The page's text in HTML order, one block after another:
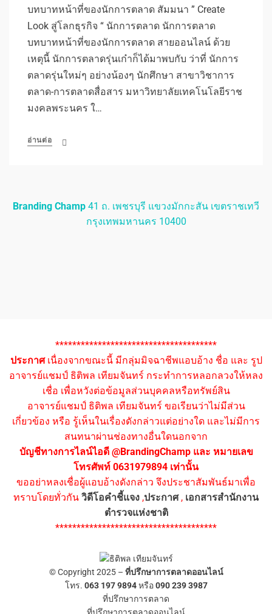
บทบาทหน้าที่ของนักการตลาด สัมมนา ” Create
Look สู่โลกธุรกิจ “ นักการตลาด นักการตลาด
บทบาทหน้าที่ของนักการตลาด สายออนไลน์ ด้วย
เหตุนี้ นักการตลาดรุ่นเก๋าก็ได้มาพบกับ ว่าที่ นักการ
ตลาดรุ่นใหม่ๆ อย่างน้องๆ นักศึกษา สาขาวิชาการ
ตลาด-การตลาดสื่อสาร มหาวิทยาลัยเทคโนโลยีราช
มงคลพระนคร ใ…
อ่านต่อ
Branding Champ 41 ถ. เพชรบุรี แขวงมักกะสัน เขตราชเทวี
กรุงเทพมหานคร 10400
**************************************
ประกาศเนื่องจากขณะนี้ มีกลุ่มมิจฉาชีพแอบอ้าง ชื่อ และ รูป
อาจารย์แชมป์ ธิติพล เทียมจันทร์ กระทำการหลอกลวงให้หลง
เชื่อ เพื่อหวังต่อข้อมูลส่วนบุคคลหรือทรัพย์สิน
อาจารย์แชมป์ ธิติพล เทียมจันทร์ ขอเรียนว่าไม่มีส่วน
เกี่ยวข้อง หรือ รู้เห็นในเรื่องดังกล่าวแต่อย่างใด และไม่มีการ
สนทนาผ่านช่องทางอื่นใดนอกจาก
บัญชีทางการไลน์ไอดี @BrandingChamp และ หมายเลข
โทรศัพท์ 0631979894 เท่านั้น
ขออย่าหลงเชื่อผู้แอบอ้างดังกล่าว จึงประชาสัมพันธ์มาเพื่อ
ทราบโดยทั่วกัน วิดีโอคำชี้แจง ,ประกาศ, เอกสารสำนักงาน
ตำรวจแห่งชาติ
**************************************
© Copyright 2025 – ที่ปรึกษาการตลาดออนไลน์
โทร. 063 197 9894หรือ090 239 3987
ที่ปรึกษาการตลาด